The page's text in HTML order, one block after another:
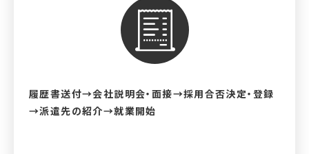
履歴書送付→会社説明会・面接→採用合否決定・登録
→派遣先の紹介→就業開始